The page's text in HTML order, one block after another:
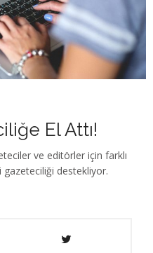
El Attı!
ve editörler için farklı
destekliyor.